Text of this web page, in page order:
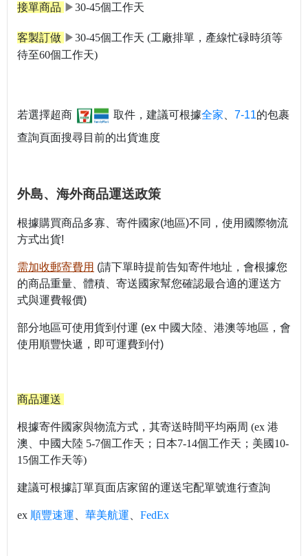
接單商品 ▶30-45個工作天
客製訂做 ▶30-45個工作天 (工廠排單，產線忙碌時須等
待至60個工作天)
若選擇超商 取件，建議可根據全家 7-11的包裹
查詢頁面搜尋目前的出貨進度
外島、海外商品運送政策
根據購買商品多寡、寄件國家(地區)不同，使用國際物流
方式出貨!
需加收郵寄費用 (請下單時提前告知寄件地址，會根據您
的商品重量、體積、寄送國家幫您確認最合適的運送方
式與運費報價)
部分地區可使用貨到付運 (ex 中國大陸、港澳等地區，會
使用順豐快遞，即可運費到付)
商品運送
根據寄件國家與物流方式，其寄送時間平均兩周 (ex 港
澳、中國大陸 5-7個工作天；日本7-14個工作天；美國10-
15個工作天等)
建議可根據訂單頁面店家留的運送宅配單號進行查詢
ex 順豐速運 華美航運 FedEx